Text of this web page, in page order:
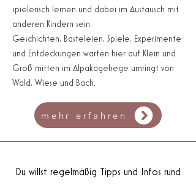
spielerisch lernen und dabei im Austausch mit
anderen Kindern sein.
Geschichten, Basteleien, Spiele, Experimente
und Entdeckungen warten hier auf Klein und
Groß mitten im Alpakagehege umringt von
Wald, Wiese und Bach.
mehr erfahren
Du willst regelmäßig Tipps und Infos rund